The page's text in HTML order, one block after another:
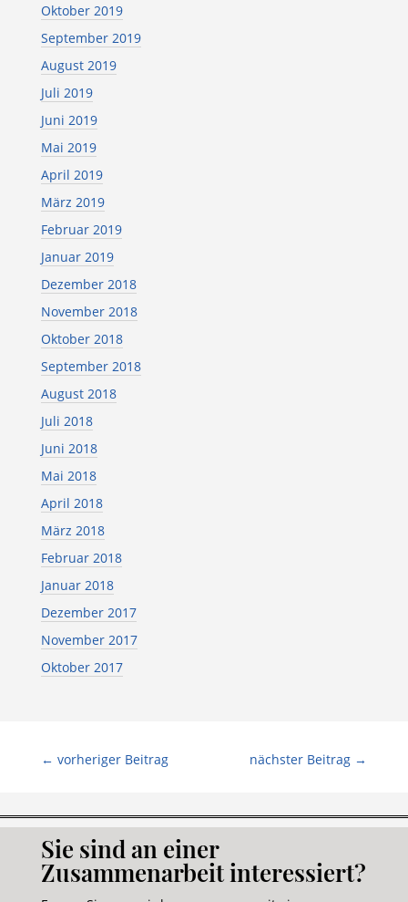
Oktober 2019
September 2019
August 2019
Juli 2019
Juni 2019
Mai 2019
April 2019
März 2019
Februar 2019
Januar 2019
Dezember 2018
November 2018
Oktober 2018
September 2018
August 2018
Juli 2018
Juni 2018
Mai 2018
April 2018
März 2018
Februar 2018
Januar 2018
Dezember 2017
November 2017
Oktober 2017
← vorheriger Beitrag nächster Beitrag →
Sie sind an einer
Zusammenarbeit interessiert?